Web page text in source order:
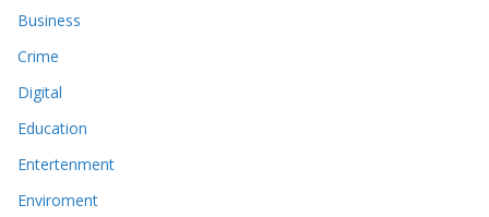
Business
Crime
Digital
Education
Entertenment
Enviroment